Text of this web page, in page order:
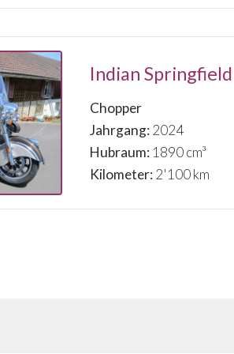
Indian Springfield
Chopper
Jahrgang:2024
Hubraum:1890 cm³
Kilometer:2'100 km